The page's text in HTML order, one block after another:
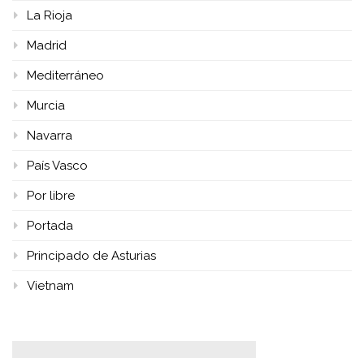
La Rioja
Madrid
Mediterráneo
Murcia
Navarra
País Vasco
Por libre
Portada
Principado de Asturias
Vietnam